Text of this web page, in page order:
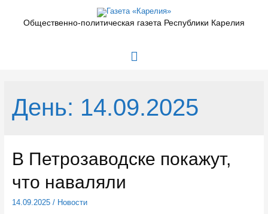
содержимомуОбщественно-политическая газета Республики Карелия
Главное
День: 14.09.2025
В Петрозаводске покажут,
что наваляли
14.09.2025/ Новости